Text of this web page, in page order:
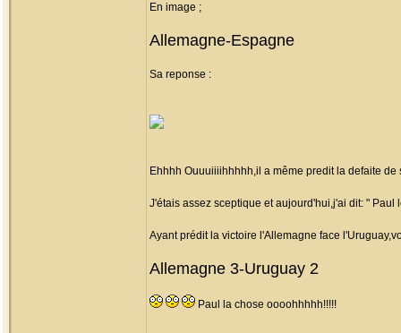
En image ;
Allemagne-Espagne
Sa reponse :
Ehhhh Ouuuiiiihhhhh,il a même predit la defaite
J'étais assez sceptique et aujourd'hui,j'ai dit: "
Ayant prédit la victoire l'Allemagne face
Allemagne 3-Uruguay 2
Paul la chose oooohhhhh!!!!!